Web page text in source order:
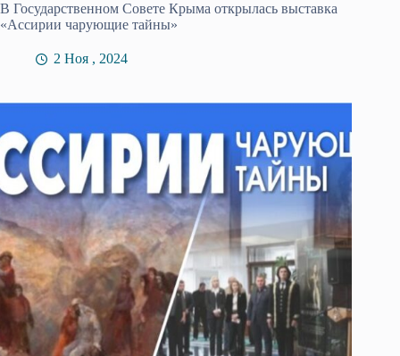
В Государственном Совете Крыма открылась выставка
«Ассирии чарующие тайны»
2 Ноя , 2024